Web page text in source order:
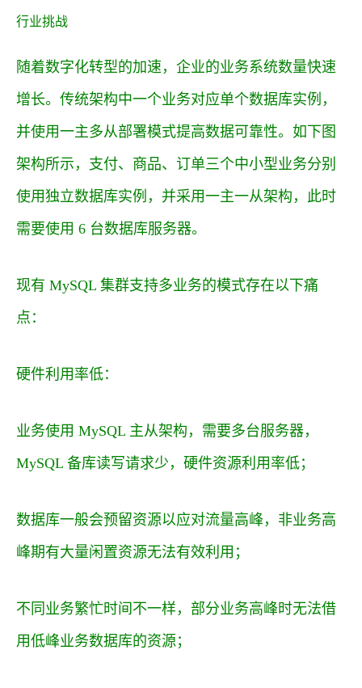
行业挑战
随着数字化转型的加速，企业的业务系统数量快速
增长。传统架构中一个业务对应单个数据库实例，
并使用一主多从部署模式提高数据可靠性。如下图
架构所示，支付、商品、订单三个中小型业务分别
使用独立数据库实例，并采用一主一从架构，此时
需要使用 6 台数据库服务器。
现有 MySQL 集群支持多业务的模式存在以下痛
点：
硬件利用率低：
业务使用 MySQL 主从架构，需要多台服务器，
MySQL 备库读写请求少，硬件资源利用率低；
数据库一般会预留资源以应对流量高峰，非业务高
峰期有大量闲置资源无法有效利用；
不同业务繁忙时间不一样，部分业务高峰时无法借
用低峰业务数据库的资源；